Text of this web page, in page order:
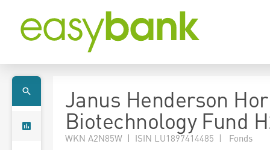
Janus Henderson
Biotechnology Fund
WKN A2N85W | ISIN LU1897414485 | Fonds